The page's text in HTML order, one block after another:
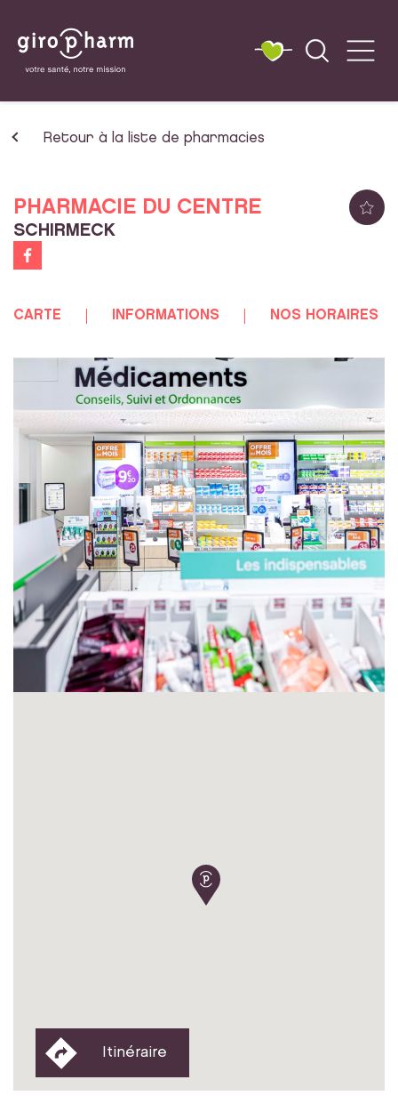
Retour à la liste de pharmacies
PHARMACIE DU CENTRE
SCHIRMECK
CARTE INFORMATIONS NOS HORAIRES
Itinéraire